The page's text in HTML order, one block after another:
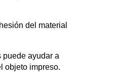
del material
puede ayudar a
objeto impreso.